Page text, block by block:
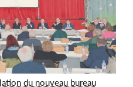
du nouveau bureau